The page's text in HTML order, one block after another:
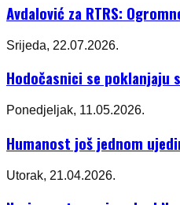
Avdalović za RTRS:
Srijeda, 22.07.2026.
Hodočasnici se poklanjaju
Ponedjeljak, 11.05.2026.
Humanost još jednom
Utorak, 21.04.2026.